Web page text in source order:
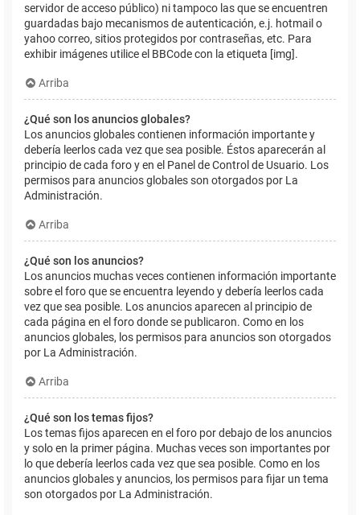
servidor de acceso público) ni tampoco las que se encuentren
guardadas bajo mecanismos de autenticación, e.j. hotmail o
yahoo correo, sitios protegidos por contraseñas, etc. Para
exhibir imágenes utilice el BBCode con la etiqueta [img].
Arriba
¿Qué son los anuncios globales?
Los anuncios globales contienen información importante y
debería leerlos cada vez que sea posible. Éstos aparecerán al
principio de cada foro y en el Panel de Control de Usuario. Los
permisos para anuncios globales son otorgados por La
Administración.
Arriba
¿Qué son los anuncios?
Los anuncios muchas veces contienen información importante
sobre el foro que se encuentra leyendo y debería leerlos cada
vez que sea posible. Los anuncios aparecen al principio de
cada página en el foro donde se publicaron. Como en los
anuncios globales, los permisos para anuncios son otorgados
por La Administración.
Arriba
¿Qué son los temas fijos?
Los temas fijos aparecen en el foro por debajo de los anuncios
y solo en la primer página. Muchas veces son importantes por
lo que debería leerlos cada vez que sea posible. Como en los
anuncios globales y anuncios, los permisos para fijar un tema
son otorgados por La Administración.